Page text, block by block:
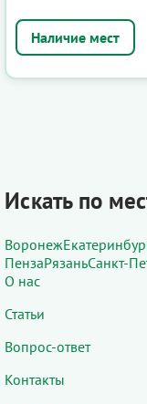
Искать по
Воронеж
ПензаРязаньСанкт-
О нас
Статьи
Вопрос-ответ
Контакты